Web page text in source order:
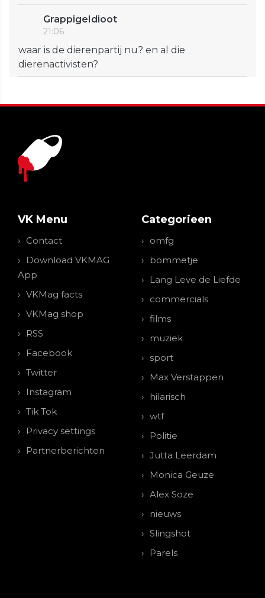
GrappigeIdioot
21:06
waar is de dierenpartij nu? en al die
dierenactivisten?
VK Menu
Contact
Download VKMAG
App
VKMag facts
VKMag shop
RSS
Facebook
Twitter
Instagram
Tik Tok
Privacy settings
Partnerberichten
Categorieen
omfg
bommetje
Lang Leve de Liefde
commercials
films
muziek
sport
Max Verstappen
hilarisch
wtf
Politie
Jutta Leerdam
Monica Geuze
Alex Soze
nieuws
Slingshot
Parels